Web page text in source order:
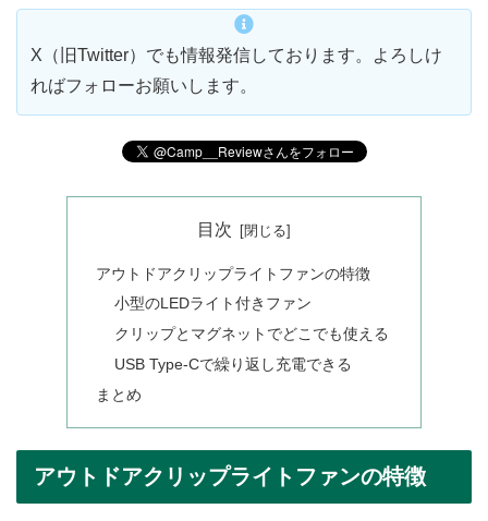
X（旧Twitter）でも情報発信しております。よろしけ
ればフォローお願いします。
目次
アウトドアクリップライトファンの特徴
小型のLEDライト付きファン
クリップとマグネットでどこでも使える
USB Type-Cで繰り返し充電できる
まとめ
アウトドアクリップライトファンの特徴